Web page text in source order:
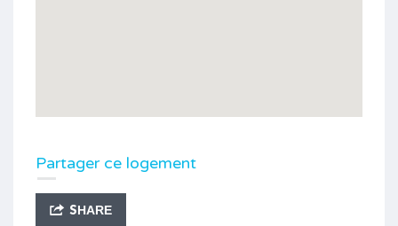
Partager ce logement
SHARE